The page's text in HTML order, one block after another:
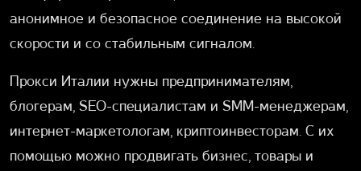
анонимное и безопасное соединение на высокой
скорости и со стабильным сигналом.
Прокси Италии нужны предпринимателям,
блогерам, SEO-специалистам и SMM-менеджерам,
интернет-маркетологам, криптоинвесторам. С их
помощью можно продвигать бизнес, товары и